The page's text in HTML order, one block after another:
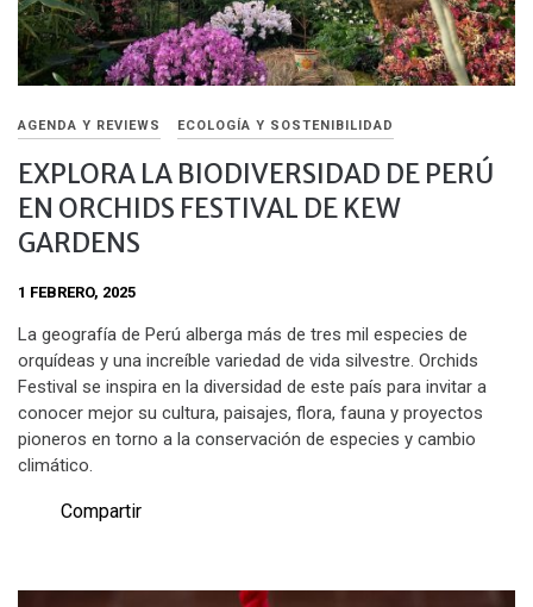
AGENDA Y REVIEWS ECOLOGÍA Y SOSTENIBILIDAD
EXPLORA LA BIODIVERSIDAD DE PERÚ
EN ORCHIDS FESTIVAL DE KEW
GARDENS
1 FEBRERO, 2025
La geografía de Perú alberga más de tres mil especies de
orquídeas y una increíble variedad de vida silvestre. Orchids
Festival se inspira en la diversidad de este país para invitar a
conocer mejor su cultura, paisajes, flora, fauna y proyectos
pioneros en torno a la conservación de especies y cambio
climático.
Compartir